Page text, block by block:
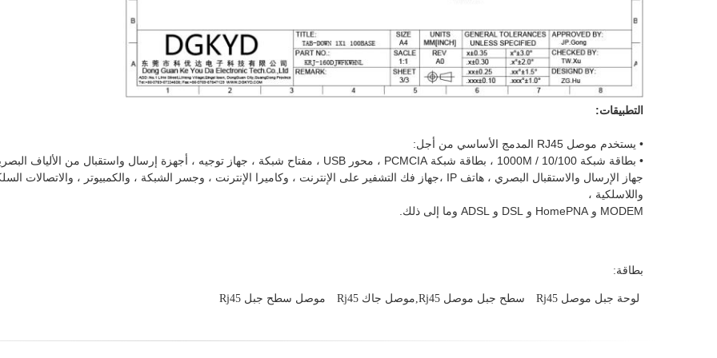
التطبيقات:
• يستخدم موصل RJ45 المدمج الأساسي من أجل:
• بطاقة شبكة 10/100 / 1000M ، بطاقة شبكة PCMCIA ، محور USB ، مفتاح شبكة ، جهاز توجيه ، أجهزة إرسال واستقبال من الألياف البصرية ،
جهاز الإرسال والاستقبال البصري ، هاتف IP ،
جهاز فك التشفير على الإنترنت ، وكاميرا الإنترنت ، وجسر الشبكة ، والكمبيوتر ، والاتصالات
واللاسلكية ،
MODEM و HomePNA و DSL و ADSL وما إلى ذلك.
بطاقة:
لوحة جبل موصل Rj45 سطح جبل موصل Rj45,موصل جاك Rj45 موصل سطح جبل Rj45